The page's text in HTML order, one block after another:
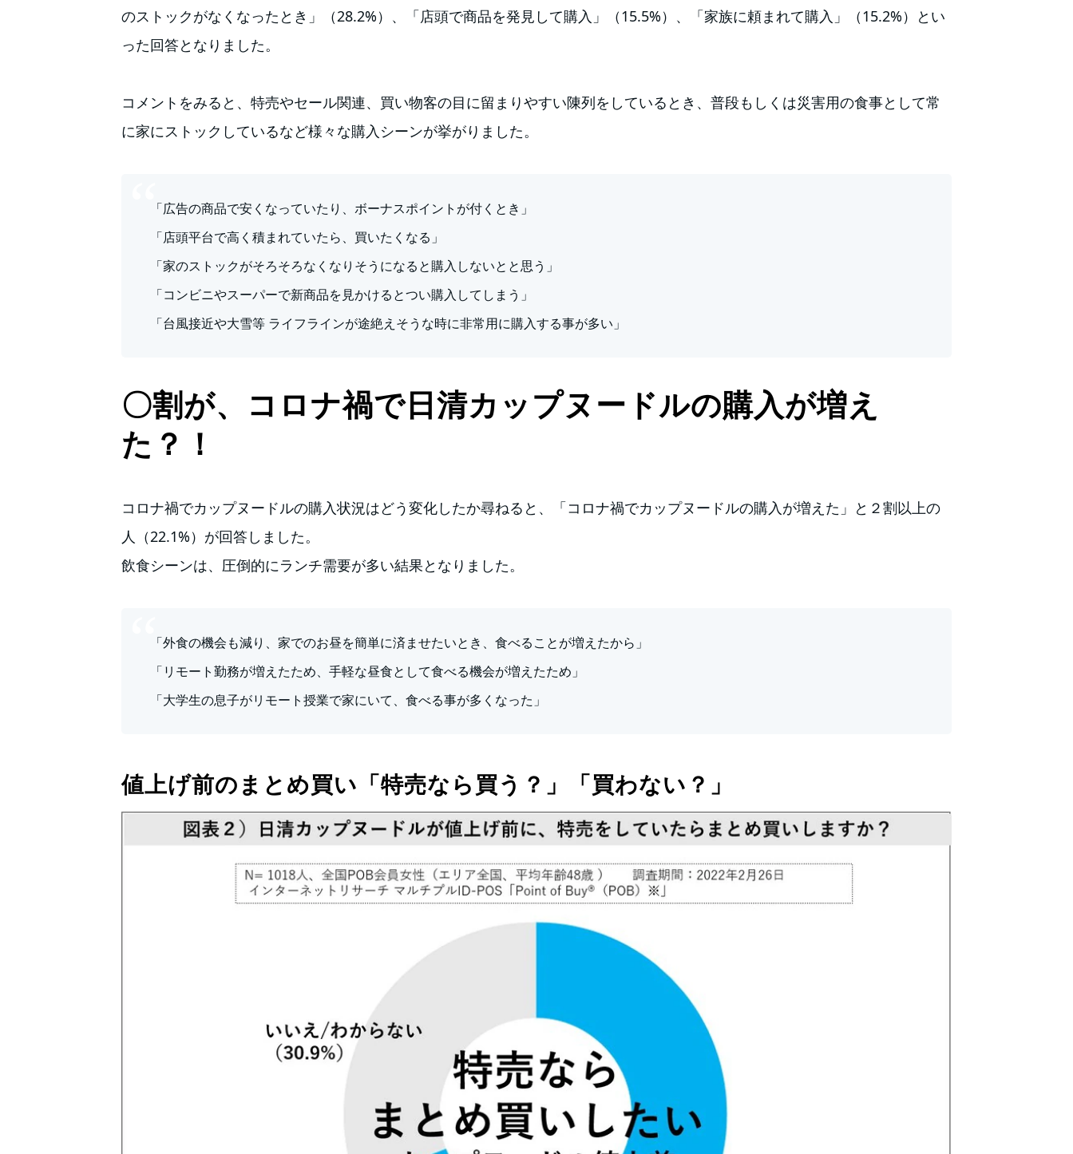
のストックがなくなったとき」（28.2%）、「店頭で商品を発見して購入」（15.5%）、「家族に頼まれて購入」（15.2%）とい
った回答となりました。
コメントをみると、特売やセール関連、買い物客の目に留まりやすい陳列をしているとき、普段もしくは災害用の食事として常
に家にストックしているなど様々な購入シーンが挙がりました。
「広告の商品で安くなっていたり、ボーナスポイントが付くとき」
「店頭平台で高く積まれていたら、買いたくなる」
「家のストックがそろそろなくなりそうになると購入しないとと思う」
「コンビニやスーパーで新商品を見かけるとつい購入してしまう」
「台風接近や大雪等 ライフラインが途絶えそうな時に非常用に購入する事が多い」
〇割が、コロナ禍で日清カップヌードルの購入が増え
た？！
コロナ禍でカップヌードルの購入状況はどう変化したか尋ねると、「コロナ禍でカップヌードルの購入が増えた」と２割以上の
人（22.1%）が回答しました。
飲食シーンは、圧倒的にランチ需要が多い結果となりました。
「外食の機会も減り、家でのお昼を簡単に済ませたいとき、食べることが増えたから」
「リモート勤務が増えたため、手軽な昼食として食べる機会が増えたため」
「大学生の息子がリモート授業で家にいて、食べる事が多くなった」
値上げ前のまとめ買い「特売なら買う？」「買わない？」